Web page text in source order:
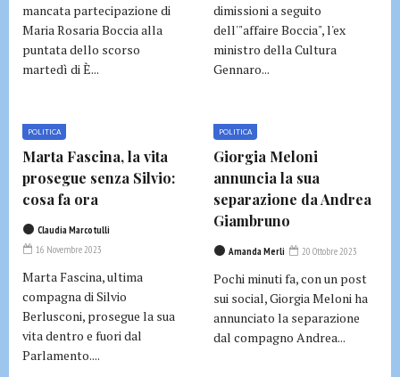
mancata partecipazione di
Maria Rosaria Boccia alla
puntata dello scorso
martedì di È...
dimissioni a seguito
dell'"affaire Boccia", l'ex
ministro della Cultura
Gennaro...
POLITICA
Marta Fascina, la vita
prosegue senza Silvio:
cosa fa ora
Claudia Marcotulli
16 Novembre 2023
Marta Fascina, ultima
compagna di Silvio
Berlusconi, prosegue la sua
vita dentro e fuori dal
Parlamento....
POLITICA
Giorgia Meloni
annuncia la sua
separazione da Andrea
Giambruno
Amanda Merli 20 Ottobre 2023
Pochi minuti fa, con un post
sui social, Giorgia Meloni ha
annunciato la separazione
dal compagno Andrea...